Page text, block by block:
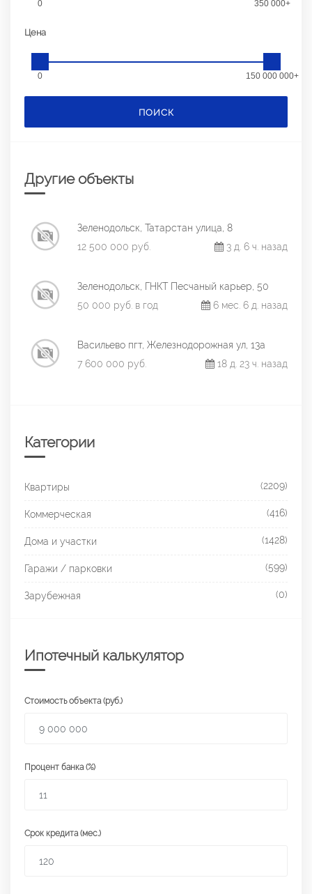
0 350 000+
Цена
0 150 000 000+
ПОИСК
Другие объекты
Зеленодольск, Татарстан улица, 8
12 500 000 руб.
3 д. 6 ч. назад
Зеленодольск, ГНКТ Песчаный карьер, 50
50 000 руб. в год
6 мес. 6 д. назад
Васильево пгт, Железнодорожная ул, 13а
7 600 000 руб.
18 д. 23 ч. назад
Категории
Квартиры (2209)
Коммерческая (416)
Дома и участки (1428)
Гаражи / парковки (599)
Зарубежная (0)
Ипотечный калькулятор
Стоимость объекта (руб.)
Процент банка (%)
Срок кредита (мес.)